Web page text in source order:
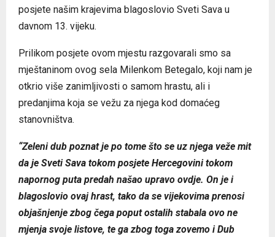
posjete našim krajevima blagoslovio Sveti Sava u
davnom 13. vijeku.
Prilikom posjete ovom mjestu razgovarali smo sa
mještaninom ovog sela Milenkom Betegalo, koji nam je
otkrio više zanimljivosti o samom hrastu, ali i
predanjima koja se vežu za njega kod domaćeg
stanovništva.
“Zeleni dub poznat je po tome što se uz njega veže mit
da je Sveti Sava tokom posjete Hercegovini tokom
napornog puta predah našao upravo ovdje. On je i
blagoslovio ovaj hrast, tako da se vijekovima prenosi
objašnjenje zbog čega poput ostalih stabala ovo ne
mjenja svoje listove, te ga zbog toga zovemo i Dub